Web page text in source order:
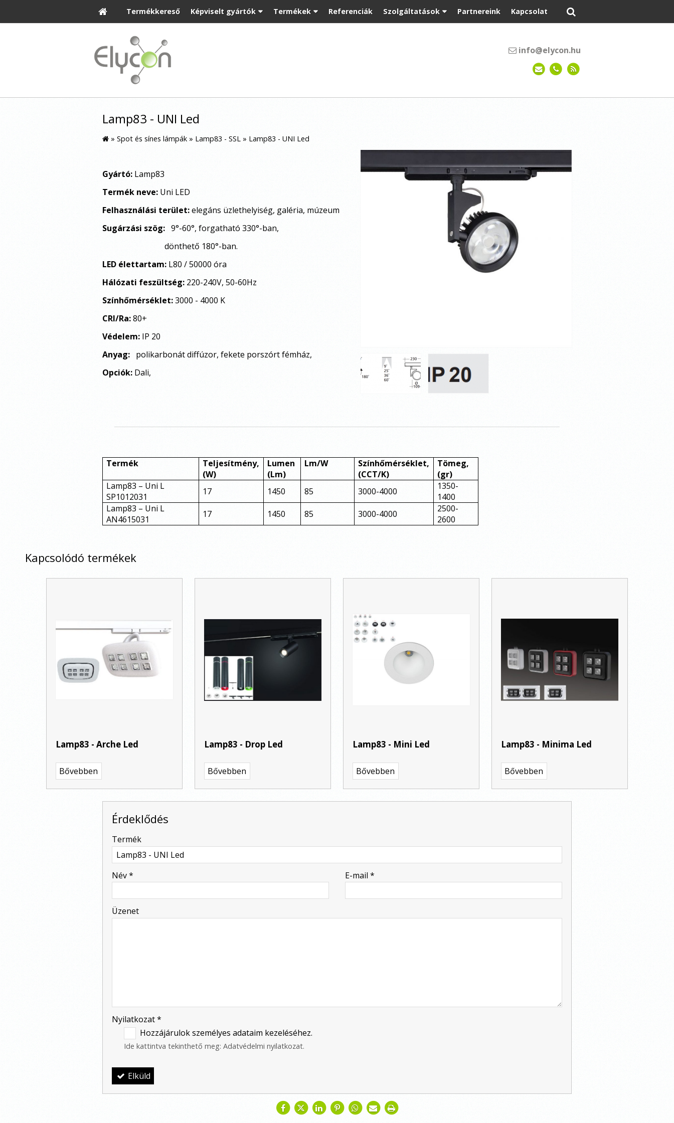
Termékkereső Képviselt gyártók Termékek Referenciák Szolgáltatások Partnereink Kapcsolat
info@elycon.hu
Lamp83 - UNI Led
» Spot és sínes lámpák » Lamp83 - SSL » Lamp83 - UNI Led
Gyártó: Lamp83
Termék neve: Uni LED
Felhasználási terület:elegáns üzlethelyiség, galéria, múzeum
Sugárzási szög: 9°-60°, forgatható 330°-ban,
dönthető 180°-ban.
LED élettartam: L80 / 50000 óra
Hálózati feszültség: 220-240V, 50-60Hz
Színhőmérséklet:3000 - 4000 K
CRI/Ra:80+
Védelem: IP 20
Anyag: polikarbonát diffúzor, fekete porszórt fémház,
Opciók: Dali,
Termék
Teljesítmény,
(W)
Lumen
(Lm)
Lm/W
Színhőmérséklet,
(CCT/K)
Tömeg,
(gr)
Lamp83 – Uni L
SP1012031
17 1450 85 3000-4000
1350-
1400
Lamp83 – Uni L
AN4615031
17 1450 85 3000-4000
2500-
2600
Kapcsolódó termékek
Lamp83 - Arche Led
Bővebben
Lamp83 - Drop Led
Bővebben
Lamp83 - Mini Led
Bővebben
Lamp83 - Minima Led
Bővebben
Érdeklődés
-
Termék
Név* E-mail *
Üzenet
Nyilatkozat*
Hozzájárulok személyes adataim kezeléséhez.
Ide kattintva tekinthető meg: Adatvédelmi nyilatkozat.
Elküld